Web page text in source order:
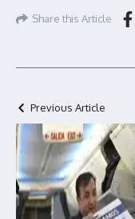
Share this Article
Previous Article